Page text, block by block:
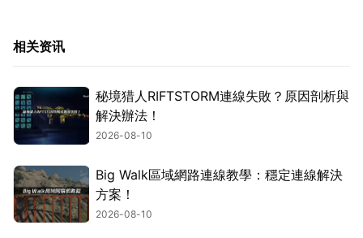
相关资讯
秘境猎人RIFTSTORM連線失敗？原因剖析與
解決辦法！
2026-08-10
Big Walk區域網路連線教學：穩定連線解決
方案！
2026-08-10